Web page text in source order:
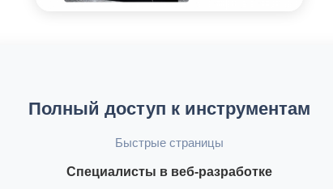
Полный доступ к инструментам
Быстрые страницы
Специалисты в веб-разработке